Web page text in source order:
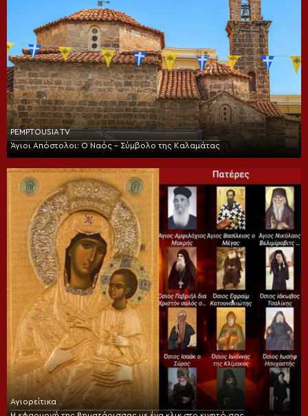
PEMPTOUSIA TV
Άγιοι Απόστολοι: Ο Ναός – Σύμβολο της Καλαμάτας
Αγιορείτικα